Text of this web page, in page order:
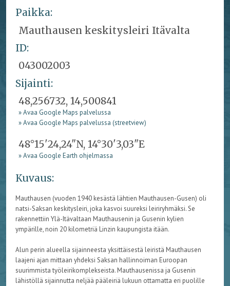
Paikka:
Mauthausen keskitysleiri Itävalta
ID:
043002003
Sijainti:
48,256732, 14,500841
» Avaa Google Maps palvelussa
» Avaa Google Maps palvelussa (streetview)
48°15'24,24"N, 14°30'3,03"E
» Avaa Google Earth ohjelmassa
Kuvaus:
Mauthausen (vuoden 1940 kesästä lähtien Mauthausen-Gusen) oli
natsi-Saksan keskitysleiri, joka kasvoi suureksi leiriryhmäksi. Se
rakennettiin Ylä-Itävaltaan Mauthausenin ja Gusenin kylien
ympärille, noin 20 kilometriä Linzin kaupungista itään.
Alun perin alueella sijainneesta yksittäisestä leiristä Mauthausen
laajeni ajan mittaan yhdeksi Saksan hallinnoiman Euroopan
suurimmista työleirikomplekseista. Mauthausenissa ja Gusenin
lähistöllä sijainnutta neljää pääleiriä lukuun ottamatta eri puolille